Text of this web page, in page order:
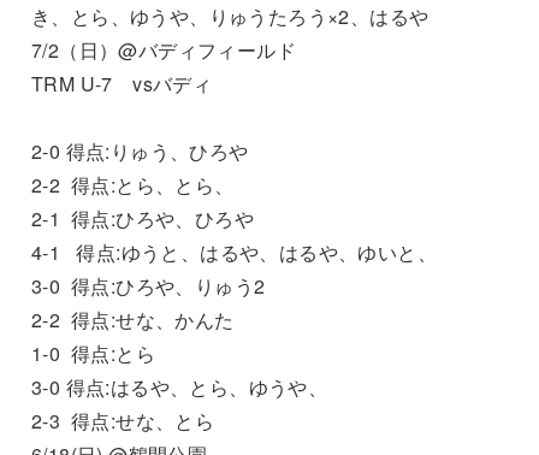
き、とら、ゆうや、りゅうたろう×2、はるや
7/2（日）@バディフィールド
TRM U-7 vsバディ
2-0 得点:りゅう、ひろや
2-2 得点:とら、とら、
2-1 得点:ひろや、ひろや
4-1 得点:ゆうと、はるや、はるや、ゆいと、
3-0 得点:ひろや、りゅう2
2-2 得点:せな、かんた
1-0 得点:とら
3-0 得点:はるや、とら、ゆうや、
2-3 得点:せな、とら